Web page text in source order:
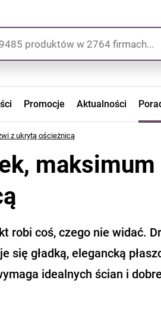
Promocje Aktualności
z ukrytą ościeżnicą
robi coś, czego nie widać.
się gładką, elegancką
idealnych ścian i